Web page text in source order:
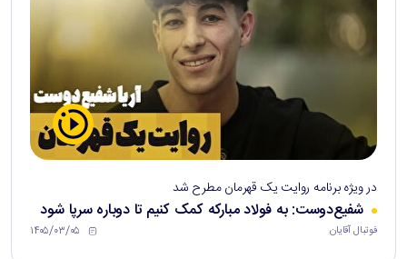
در ویژه برنامه روایت یک قهرمان مطرح شد
شفیع‌دوست: به فولاد مبارکه کمک کنیم تا دوباره سرپا شود
فوتبال آقایان ۱۴۰۵/۰۳/۰۵